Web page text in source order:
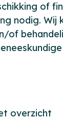
of
nodig. Wij
of
overzicht